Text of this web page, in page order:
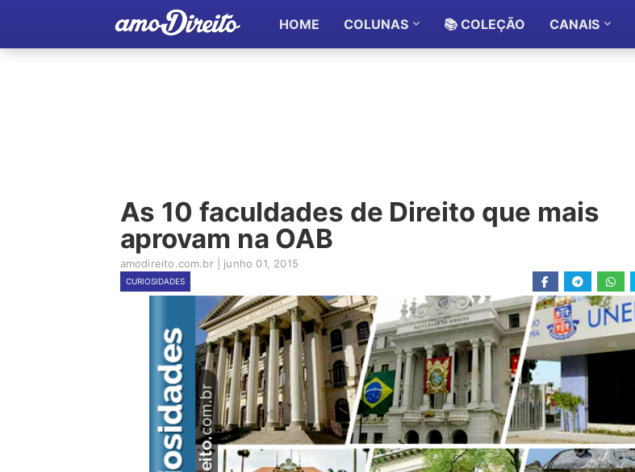
HOME COLUNAS 📚 COLEÇÃO CANAIS
As 10 faculdades de Direito que mais
aprovam na OAB
amodireito.com.br junho 01, 2015
CURIOSIDADES